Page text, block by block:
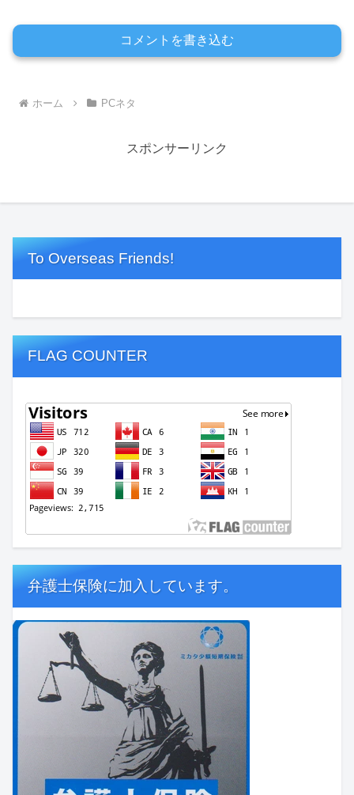
コメントを書き込む
ホーム PCネタ
スポンサーリンク
To Overseas Friends!
FLAG COUNTER
弁護士保険に加入しています。